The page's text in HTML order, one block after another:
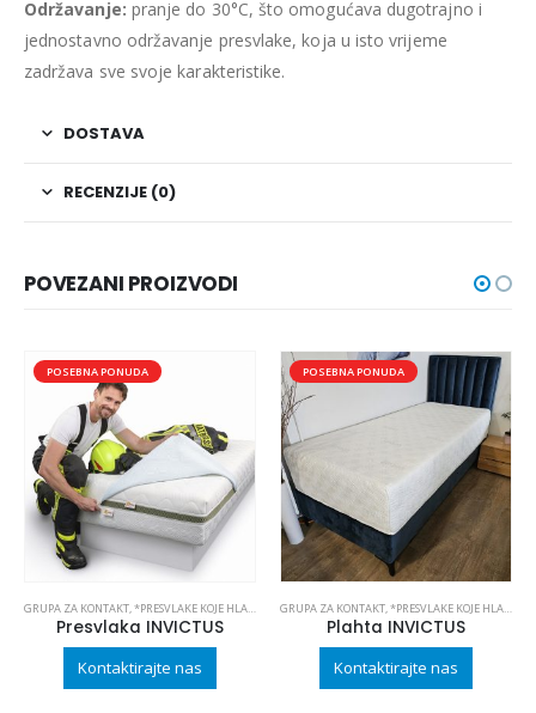
Održavanje: pranje do 30°C, što omogućava dugotrajno i
jednostavno održavanje presvlake, koja u isto vrijeme
zadržava sve svoje karakteristike.
DOSTAVA
RECENZIJE (0)
POVEZANI PROIZVODI
POSEBNA PONUDA
GRUPA ZA KONTAKT,*PRESVLAKE KOJE HLADE
Presvlaka INVICTUS
Kontaktirajte nas
POSEBNA PONUDA
GRUPA ZA KONTAKT,*PRESVLAKE KOJE HLADE
Plahta INVICTUS
Kontaktirajte nas